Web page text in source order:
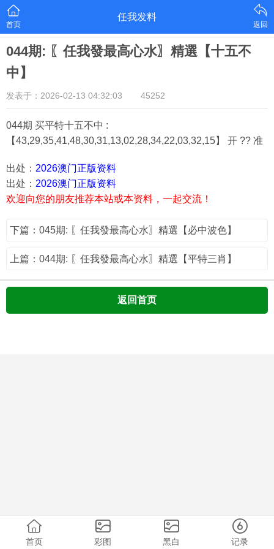
首页
任我发料
返回
044期: 〖任我發最高心水〗精選【十五不
中】
发表于：2026-02-13 04:32:03 45252
044期 买平特十五不中 :
【43,29,35,41,48,30,31,13,02,28,34,22,03,32,15】 开 ?? 准
出处： 2026澳门正版资料
出处： 2026澳门正版资料
欢迎向您的朋友推荐本站或本资料，一起交流！
下篇：045期: 〖任我發最高心水〗精選【必中波色】
上篇：044期: 〖任我發最高心水〗精選【平特三肖】
返回首页
首页 彩图 黑白 记录